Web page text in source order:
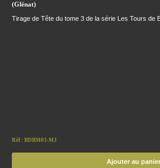
(Glénat)
Tirage de Tête du tome 3 de la série Les Tours de
Réf : BDBM03-MJ
Ajouter au panier